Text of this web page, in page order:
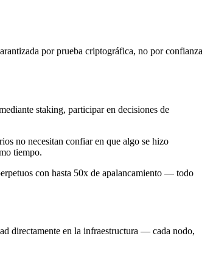
por prueba criptográfica, no por confianza
staking, participar en decisiones de
no necesitan confiar en que algo se hizo
tiempo.
con hasta 50x de apalancamiento — todo
directamente en la infraestructura — cada nodo,